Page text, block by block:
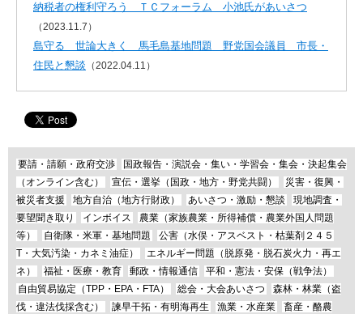
納税者の権利守ろう ＴＣフォーラム 小池氏があいさつ
（2023.11.7）
島守る 世論大きく 馬毛島基地問題 野党国会議員 市長・
住民と懇談 （2022.04.11）
要請・請願・政府交渉
国政報告・演説会・集い・学習会・集会・決起集会
（オンライン含む）
宣伝・選挙（国政・地方・野党共闘）
災害・復興・
被災者支援
地方自治（地方行財政） あいさつ・激励・懇談
現地調査・
要望聞き取り
インボイス
農業（家族農業・所得補償・農業外国人問題
等）
自衛隊・米軍・基地問題
公害（水俣・アスベスト・枯葉剤２４５
T・大気汚染・カネミ油症）
エネルギー問題（脱原発・脱石炭火力・再エ
ネ）
福祉・医療・教育 郵政・情報通信
平和・憲法・安保（戦争法）
自由貿易協定（TPP・EPA・FTA）
総会・大会あいさつ
森林・林業（盗
伐・違法伐採含む）
諫早干拓・有明海再生 漁業・水産業
畜産・酪農